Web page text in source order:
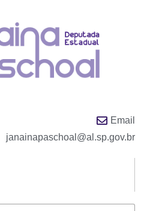
Email
janainapaschoal@al.sp.gov.br